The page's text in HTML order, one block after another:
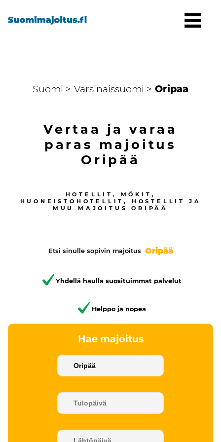
Suomi > Varsinaissuomi > Oripaa
Vertaa ja varaa
paras majoitus
Oripää
HOTELLIT, MÖKIT,
HUONEISTOHOTELLIT, HOSTELLIT JA
MUU MAJOITUS
ORIPÄÄ
Etsi sinulle sopivin majoitus Oripää
Yhdellä haulla suosituimmat palvelut
Helppo ja nopea
Hae majoitus